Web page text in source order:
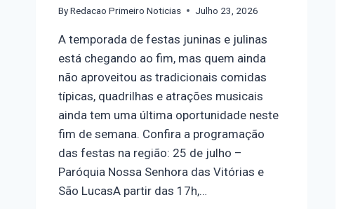
ByRedacao Primeiro Noticias Julho 23, 2026
A temporada de festas juninas e julinas
está chegando ao fim, mas quem ainda
não aproveitou as tradicionais comidas
típicas, quadrilhas e atrações musicais
ainda tem uma última oportunidade neste
fim de semana. Confira a programação
das festas na região: 25 de julho –
Paróquia Nossa Senhora das Vitórias e
São LucasA partir das 17h,…